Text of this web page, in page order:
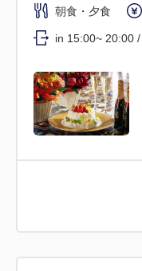
朝食・夕食
in 15:00~ 20:00